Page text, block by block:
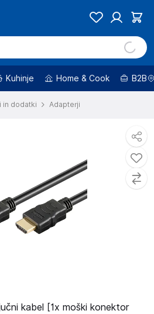
Kuhinje Home & Cook B2B
in dodatki Adapterji
kabel [1x moški konektor